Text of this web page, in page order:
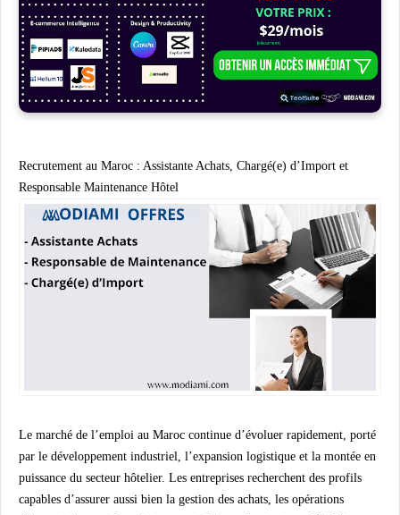
Recrutement au Maroc : Assistante Achats, Chargé(e) d’Import et
Responsable Maintenance Hôtel
Le marché de l’emploi au Maroc continue d’évoluer rapidement, porté
par le développement industriel, l’expansion logistique et la montée en
puissance du secteur hôtelier. Les entreprises recherchent des profils
capables d’assurer aussi bien la gestion des achats, les opérations